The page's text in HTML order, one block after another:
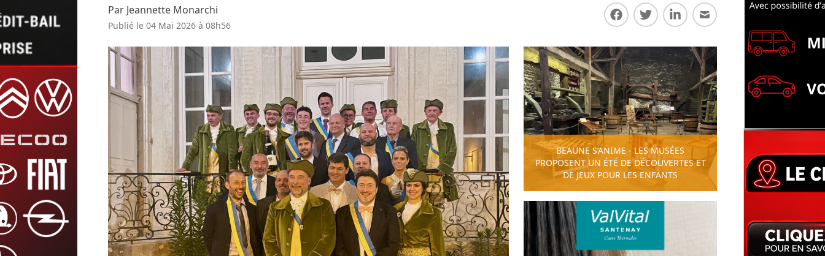
Par Jeannette Monarchi
Publié le 04 Mai 2026 à 08h56 Partager sur Facebook
Partager sur Twitter
Partager sur LinkedIn
Partager par E-mail
BEAUNE S’ANIME - LES MUSÉES
PROPOSENT UN ÉTÉ DE DÉCOUVERTES ET
DE JEUX POUR LES ENFANTS